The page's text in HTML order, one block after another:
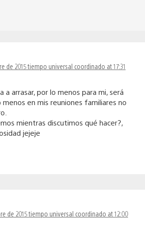
de 2015 tiempo universal coordinado at 17:31
a arrasar, por lo menos para mi, será
menos en mis reuniones familiares no
mientras discutimos qué hacer?,
jejeje
de 2015 tiempo universal coordinado at 12:00